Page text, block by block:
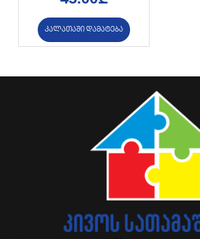
კალათაში დამატება